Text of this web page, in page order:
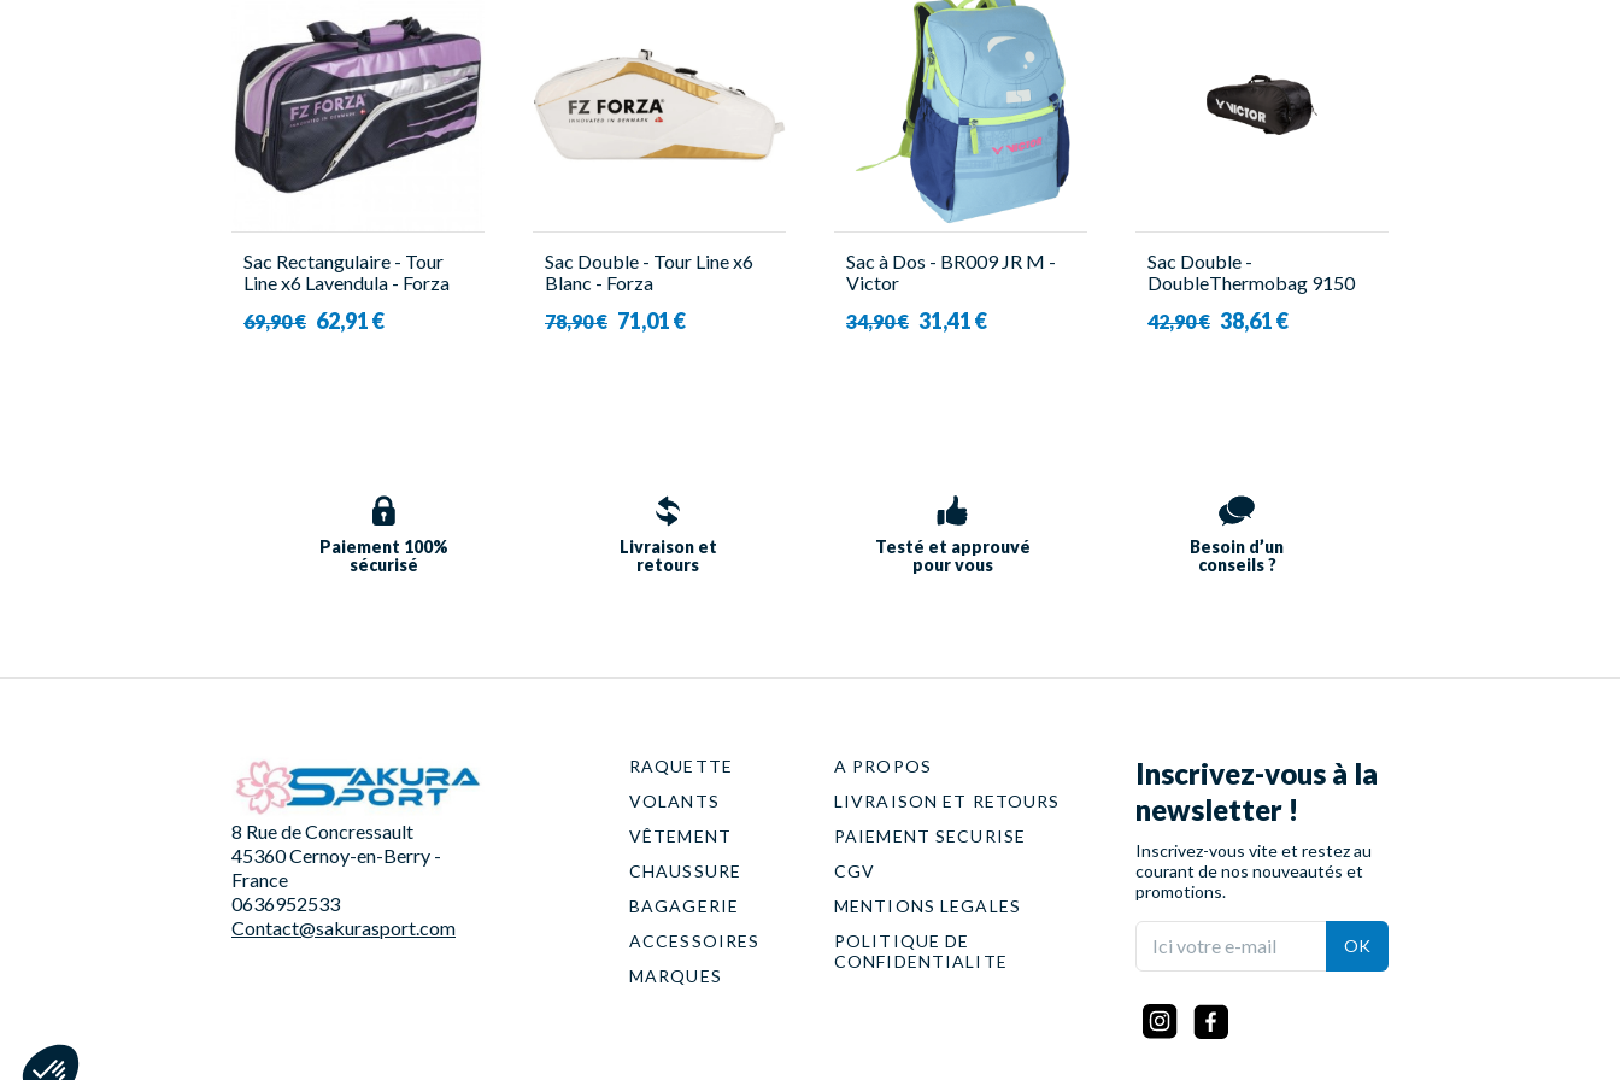
Sac Rectangulaire - Tour
Line x6 Lavendula - Forza
69,90 € 62,91 €
Sac Double - Tour Line x6
Blanc - Forza
78,90 € 71,01 €
Sac à Dos - BR009 JR M -
Victor
34,90 € 31,41 €
Sac Double -
DoubleThermobag 9150
42,90 € 38,61 €
Paiement 100%
sécurisé
Livraison et
retours
Testé et approuvé
pour vous
Besoin d’un
conseils ?
8 Rue de Concressault
45360 Cernoy-en-Berry -
France
0636952533
Contact@sakurasport.com
RAQUETTE
VOLANTS
VÊTEMENT
CHAUSSURE
BAGAGERIE
ACCESSOIRES
MARQUES
A PROPOS
LIVRAISON ET RETOURS
PAIEMENT SECURISE
CGV
MENTIONS LEGALES
POLITIQUE DE
CONFIDENTIALITE
Inscrivez-vous à la
newsletter !
Inscrivez-vous vite et restez au
courant de nos nouveautés et
promotions.